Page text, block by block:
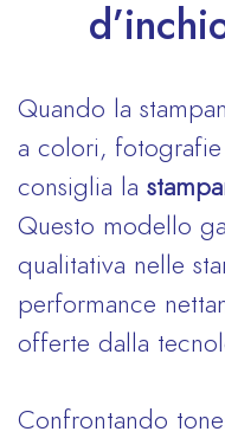
Quando la
a colori, fotografie
consiglia la
Questo modello
qualitativa nelle
performance
offerte dalla
Confrontando